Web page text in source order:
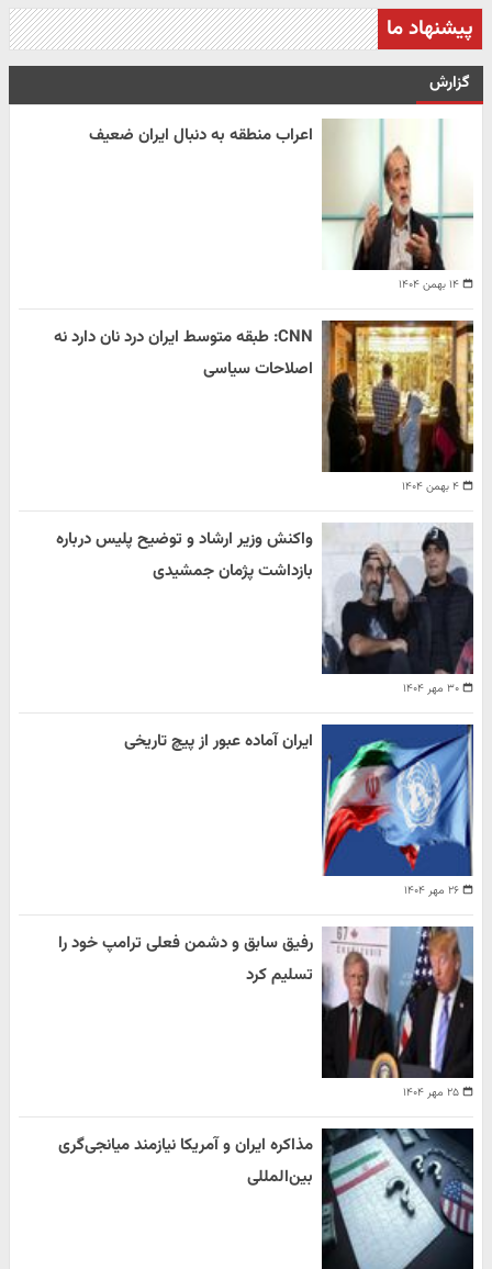
پیشنهاد ما
گزارش
۱۴ بهمن ۱۴۰۴
اعراب منطقه به دنبال ایران ضعیف
۴ بهمن ۱۴۰۴
CNN: طبقه متوسط ایران درد نان دارد نه
اصلاحات سیاسی
۳۰ مهر ۱۴۰۴
واکنش وزیر ارشاد و توضیح پلیس درباره
بازداشت پژمان جمشیدی
۲۶ مهر ۱۴۰۴
ایران آماده عبور از پیچ تاریخی
۲۵ مهر ۱۴۰۴
رفیق سابق و دشمن فعلی ترامپ خود را
تسلیم کرد
مذاکره ایران و آمریکا نیازمند میانجی‌گری
بین‌المللی